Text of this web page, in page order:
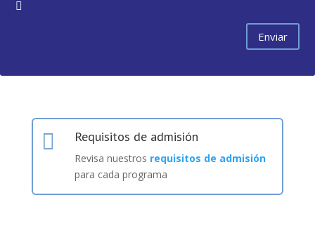
Enviar
 Requisitos de admisión
Revisa nuestros requisitos de admisión
para cada programa